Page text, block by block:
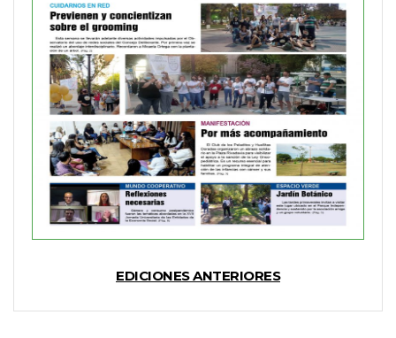
EDICIONES ANTERIORES